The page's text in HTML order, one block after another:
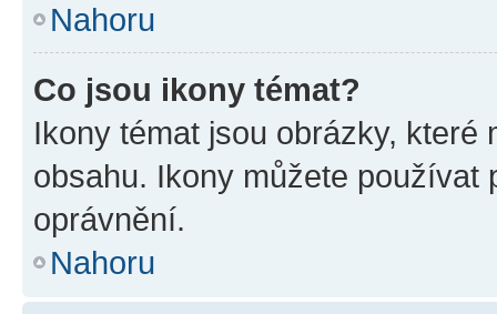
Nahoru
Co jsou ikony témat?
Ikony témat jsou obrázky,
obsahu. Ikony můžete používat
oprávnění.
Nahoru